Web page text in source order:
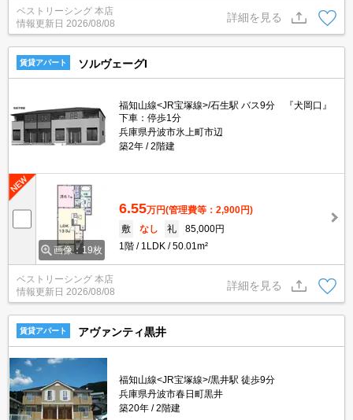
ベストリーシング 本店
情報更新日 2026/08/08
詳細を見る
賃貸アパート ソルヴェーグI
福知山線<JR宝塚線>/石生駅 バス9分 『犬岡口』
下車：停歩1分
兵庫県丹波市氷上町市辺
築2年
2階建
画像：19枚
6.55万円(管理費等：2,900円)
敷
なし 礼
85,000円
1階
1LDK 50.01m²
ベストリーシング 本店
情報更新日 2026/08/08
詳細を見る
賃貸アパート アヴァンティ黒井
福知山線<JR宝塚線>/黒井駅 徒歩9分
兵庫県丹波市春日町黒井
築20年
2階建